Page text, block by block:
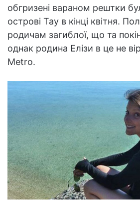
обгризені вараном рештки
острові Тау в кінці квітня.
родичам загиблої, що та
однак родина Елізи в це не
Metro.